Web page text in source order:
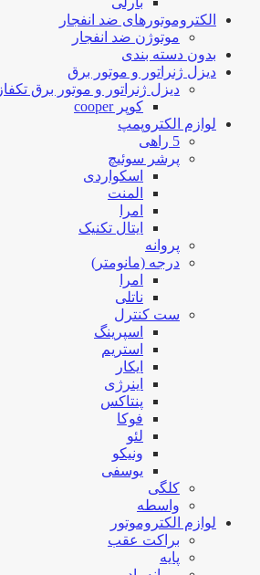
الکتروموتورهای ضد انفجار
موتوژن ضد انفجار
بدون دسته بندی
دیزل ژنراتور و موتور برق
دیزل ژنراتور و موتور برق تکفاز
کوپر cooper
لوازم الکتروپمپ
5 راهی
پرشر سوئیچ
اسکواردی
المنت
امرا
ایتال تکنیک
پروانه
درجه (مانومتر)
امرا
ناتلی
ست کنترل
اسپرینگ
استریم
ایکار
اینرژی
پنتاکس
فوکا
لئو
ونیکو
یوسفی
کلگی
واسطه
لوازم الکتروموتور
براکت عقب
پایه